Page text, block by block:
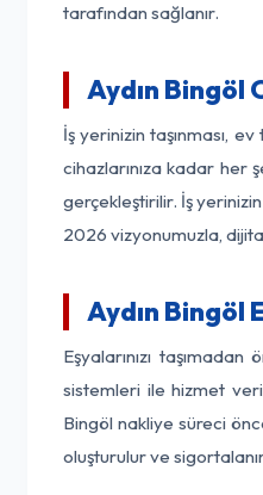
tarafından sağlanır.
Aydın Bingöl
İş yerinizin taşınması,
cihazlarınıza kadar her
gerçekleştirilir. İş
2026 vizyonumuzla,
Aydın Bingöl
Eşyalarınızı
sistemleri ile hizmet
Bingöl nakliye süreci
oluşturulur ve